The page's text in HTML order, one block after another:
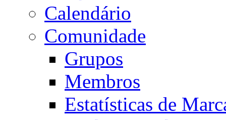
Calendário
Comunidade
Grupos
Membros
Estatísticas de